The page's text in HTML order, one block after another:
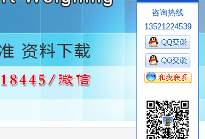
咨询热线
13521224539